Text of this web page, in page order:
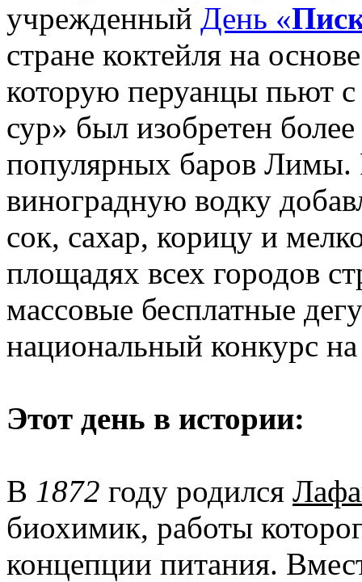
учрежденный День «
стране коктейля на
которую перуанцы пьют
сур» был изобретен
популярных баров Лимы.
виноградную водку
сок, сахар, корицу и
площадях всех городов
массовые бесплатные
национальный конкурс
Этот день в истории:
В 1872 году родился
биохимик, работы
концепции питания.